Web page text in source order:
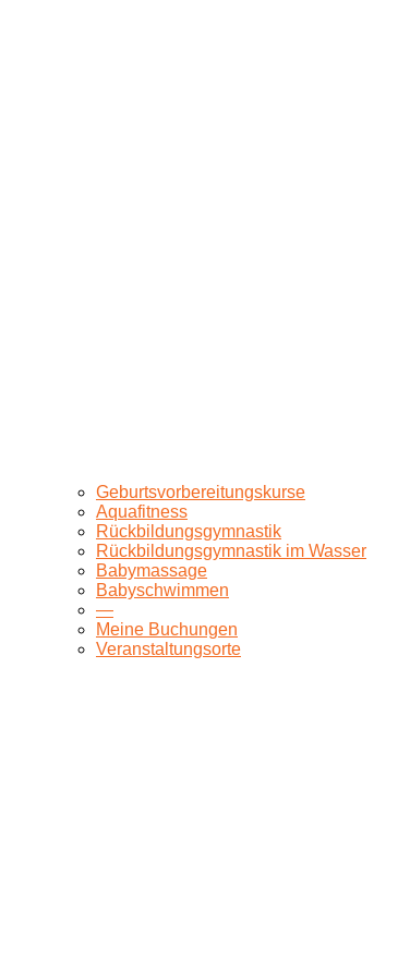
Geburtsvorbereitungskurse
Aquafitness
Rückbildungsgymnastik
Rückbildungsgymnastik im Wasser
Babymassage
Babyschwimmen
—
Meine Buchungen
Veranstaltungsorte